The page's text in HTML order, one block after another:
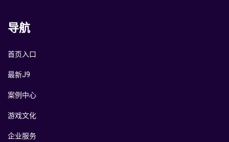
导航
首页入口
最新J9
案例中心
游戏文化
企业服务